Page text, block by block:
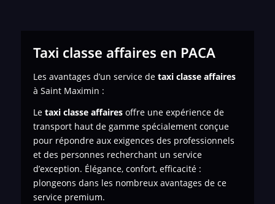
Taxi classe affaires en PACA
Les avantages d’un service de taxi classe affaires
à Saint Maximin :
Le taxi classe affaires offre une expérience de
transport haut de gamme spécialement conçue
pour répondre aux exigences des professionnels
et des personnes recherchant un service
d’exception. Élégance, confort, efficacité :
plongeons dans les nombreux avantages de ce
service premium.